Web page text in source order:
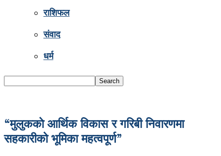
राशिफल
संवाद
धर्म
“मुलुककाे आर्थिक विकास र गरिबी निवारणमा
सहकारीको भूमिका महत्वपूर्ण”